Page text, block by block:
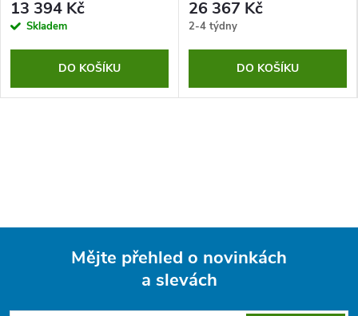
13 394 Kč
Skladem
DO KOŠÍKU
26 367 Kč
2-4 týdny
DO KOŠÍKU
Mějte přehled o novinkách
a slevách